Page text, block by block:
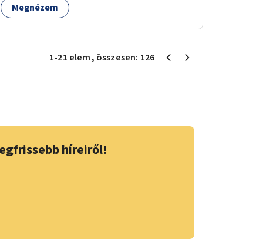
Megnézem
1-21 elem, összesen: 126
híreiről!